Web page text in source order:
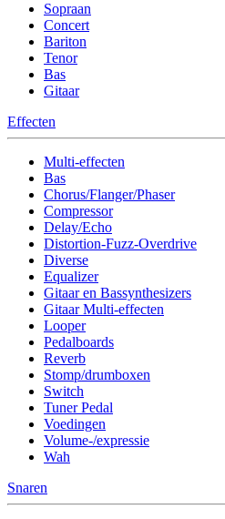
Sopraan
Concert
Bariton
Tenor
Bas
Gitaar
Effecten
Multi-effecten
Bas
Chorus/Flanger/Phaser
Compressor
Delay/Echo
Distortion-Fuzz-Overdrive
Diverse
Equalizer
Gitaar en Bassynthesizers
Gitaar Multi-effecten
Looper
Pedalboards
Reverb
Stomp/drumboxen
Switch
Tuner Pedal
Voedingen
Volume-/expressie
Wah
Snaren